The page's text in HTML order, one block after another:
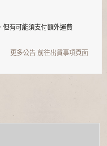
但有可能須支付額外運費
更多公告 前往出貨事項頁面